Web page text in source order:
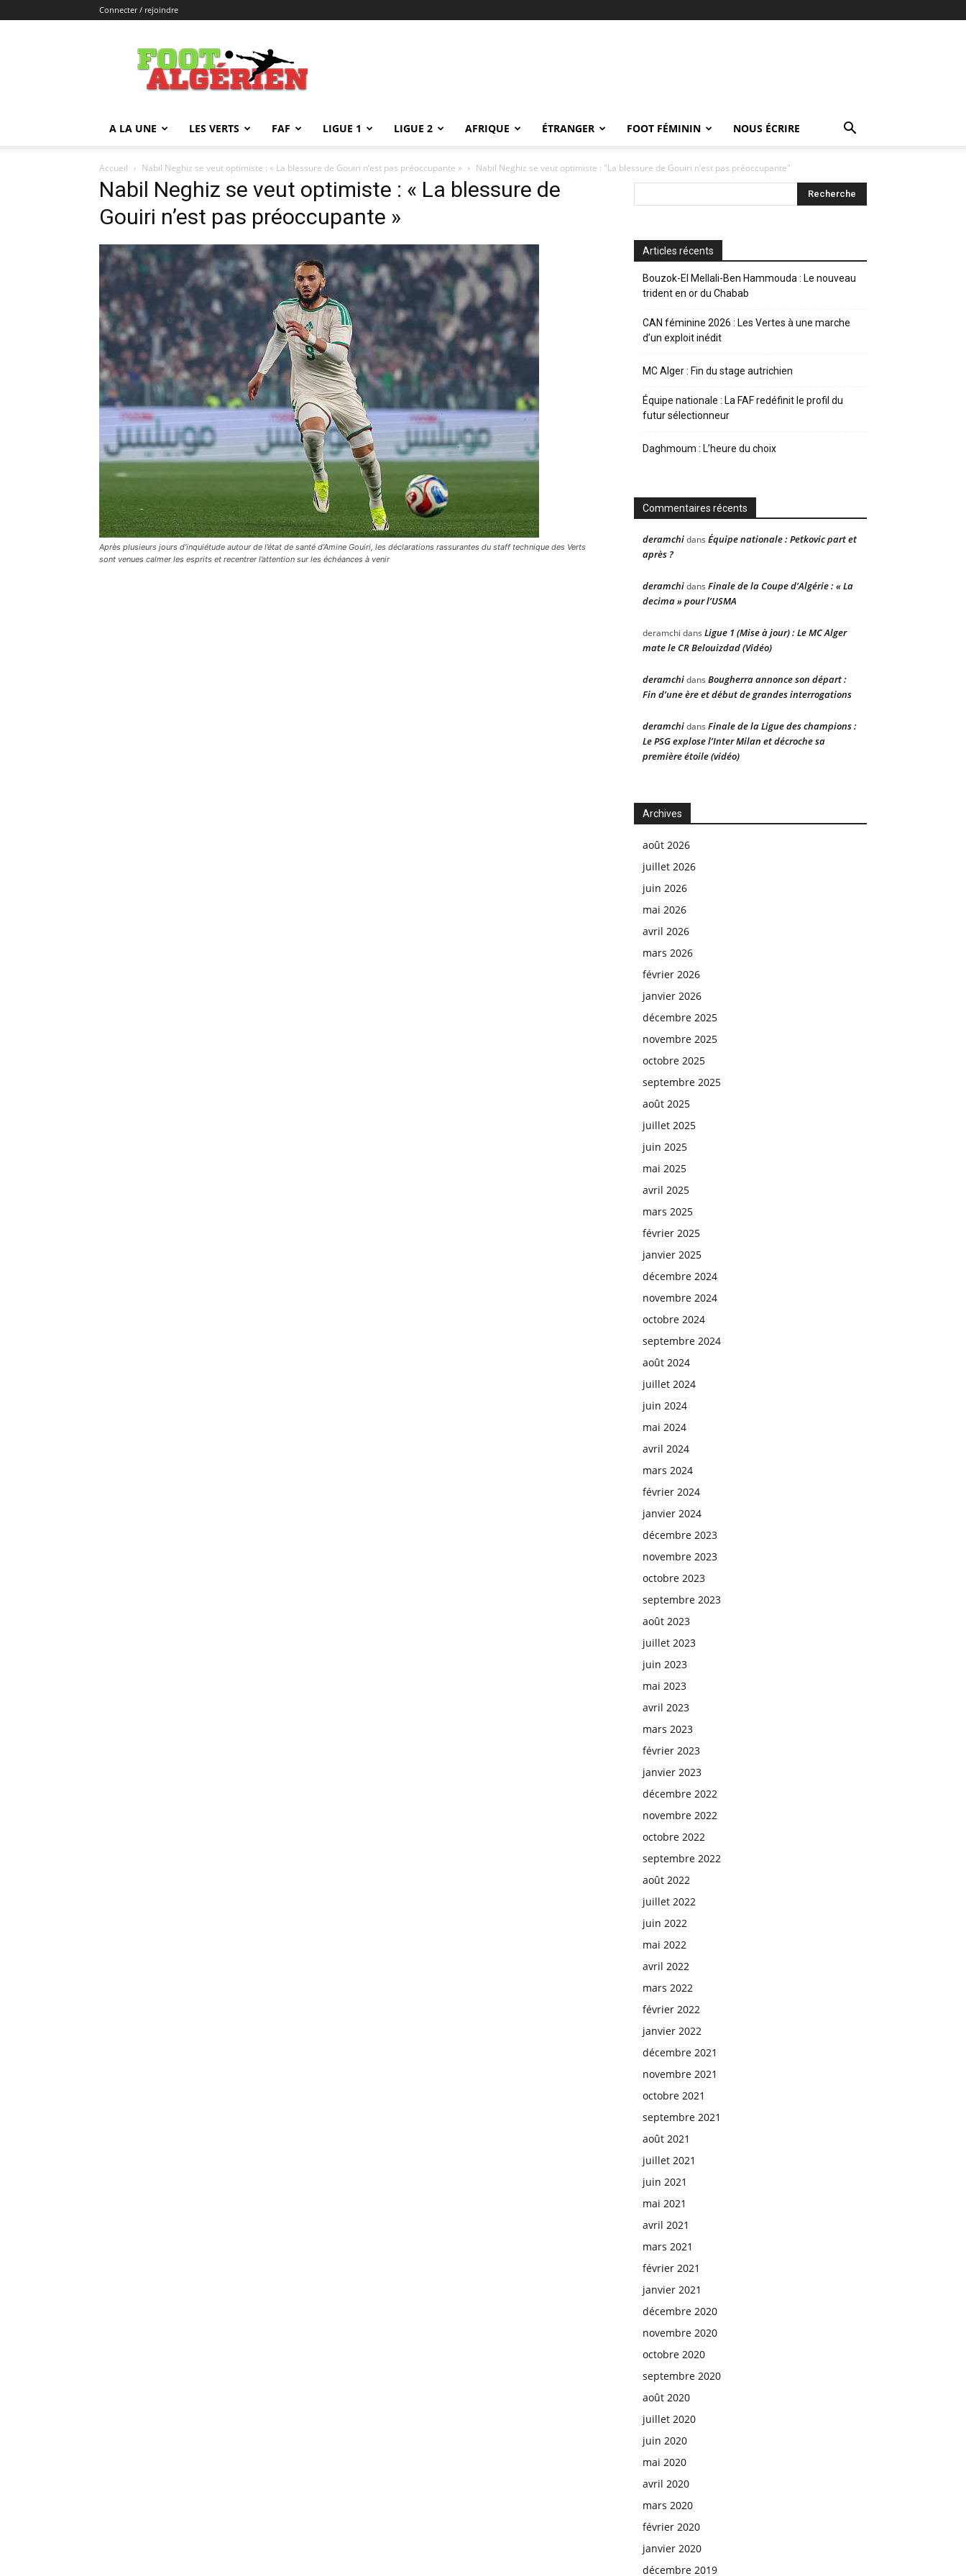
Connecter / rejoindre
FOOTALGERIEN
A LA UNE LES VERTS FAF LIGUE 1 LIGUE 2 AFRIQUE ÉTRANGER FOOT FÉMININ NOUS ÉCRIRE
Accueil Nabil Neghiz se veut optimiste : « La blessure de Gouiri n’est pas préoccupante » Nabil Neghiz se veut optimiste : "La blessure de Gouiri n’est pas préoccupante"
Nabil Neghiz se veut optimiste : « La blessure de
Gouiri n’est pas préoccupante »
Après plusieurs jours d’inquiétude autour de l’état de santé d’Amine Gouiri, les déclarations rassurantes du staff technique des Verts
sont venues calmer les esprits et recentrer l’attention sur les échéances à venir
Articles récents
Bouzok-El Mellali-Ben Hammouda : Le nouveau
trident en or du Chabab
CAN féminine 2026 : Les Vertes à une marche
d’un exploit inédit
MC Alger : Fin du stage autrichien
Équipe nationale : La FAF redéfinit le profil du
futur sélectionneur
Daghmoum : L’heure du choix
Commentaires récents
deramchidans Équipe nationale : Petkovic part et
après ?
deramchidans Finale de la Coupe d’Algérie : « La
decima » pour l’USMA
deramchi dans Ligue 1 (Mise à jour) : Le MC Alger
mate le CR Belouizdad (Vidéo)
deramchidans Bougherra annonce son départ :
Fin d’une ère et début de grandes interrogations
deramchidans Finale de la Ligue des champions :
Le PSG explose l’Inter Milan et décroche sa
première étoile (vidéo)
Archives
août 2026
juillet 2026
juin 2026
mai 2026
avril 2026
mars 2026
février 2026
janvier 2026
décembre 2025
novembre 2025
octobre 2025
septembre 2025
août 2025
juillet 2025
juin 2025
mai 2025
avril 2025
mars 2025
février 2025
janvier 2025
décembre 2024
novembre 2024
octobre 2024
septembre 2024
août 2024
juillet 2024
juin 2024
mai 2024
avril 2024
mars 2024
février 2024
janvier 2024
décembre 2023
novembre 2023
octobre 2023
septembre 2023
août 2023
juillet 2023
juin 2023
mai 2023
avril 2023
mars 2023
février 2023
janvier 2023
décembre 2022
novembre 2022
octobre 2022
septembre 2022
août 2022
juillet 2022
juin 2022
mai 2022
avril 2022
mars 2022
février 2022
janvier 2022
décembre 2021
novembre 2021
octobre 2021
septembre 2021
août 2021
juillet 2021
juin 2021
mai 2021
avril 2021
mars 2021
février 2021
janvier 2021
décembre 2020
novembre 2020
octobre 2020
septembre 2020
août 2020
juillet 2020
juin 2020
mai 2020
avril 2020
mars 2020
février 2020
janvier 2020
décembre 2019